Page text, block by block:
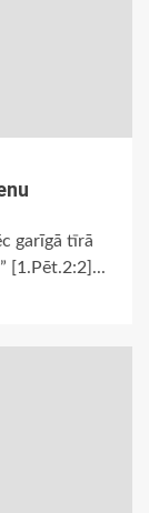
garīgā tīrā
[1.Pēt.2:2]...